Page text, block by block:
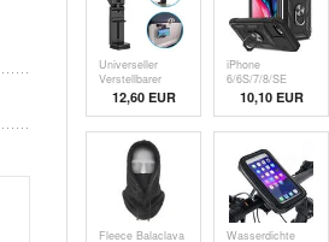
Universeller
Verstellbarer
Handyhalter für
Flugreisen - 5.5-
9.5cm - Schwarz
12,60EUR
iPhone
6/6S/7/8/SE
(2020)/SE (2022)
Hybrid Hülle mit
Metall Ständer -
Schwarz
10,10 EUR
Fleece Balaclava
Wasserdichte